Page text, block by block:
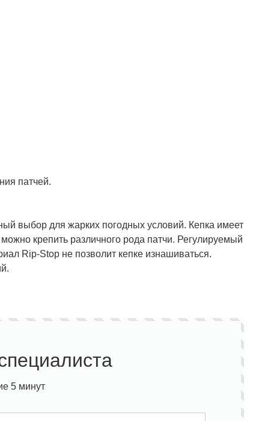
патчей.
выбор для жарких погодных условий. Кепка имеет
крепить различного рода патчи. Регулируемый
Rip-Stop не позволит кепке изнашиваться.
5 минут